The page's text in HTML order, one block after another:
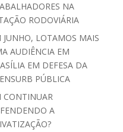
NA
RODOVIÁRIA
JUNHO, LOTAMOS MAIS
AUDIÊNCIA EM
EM DEFESA DA
PÚBLICA
CONTINUAR
A